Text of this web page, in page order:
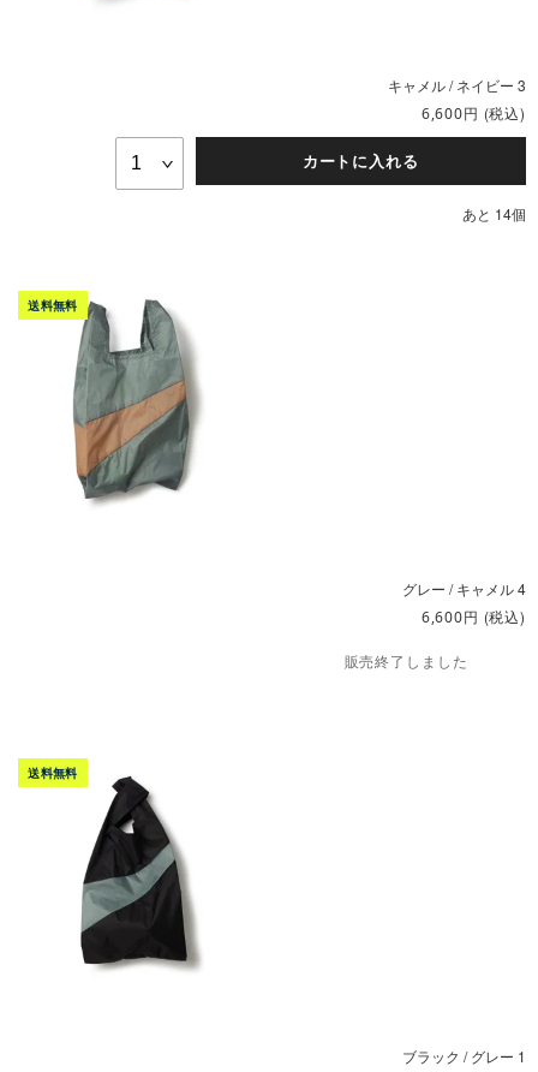
キャメル / ネイビー 3
6,600円 (税込)
カートに入れる
あと 14個
グレー / キャメル 4
6,600円 (税込)
販売終了しました
ブラック / グレー 1